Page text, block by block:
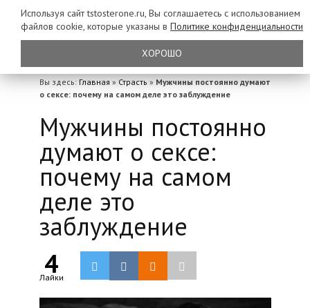
Вы здесь: Главная » Страсть » Мужчины постоянно думают
о сексе: почему на самом деле это заблуждение
Мужчины постоянно
думают о сексе:
почему на самом
деле это
заблуждение
4
Лайки
Используя сайт tstosterone.ru, Вы соглашаетесь с использованием
файлов cookie, которые указаны в Политике конфиденциальности
ХОРОШО